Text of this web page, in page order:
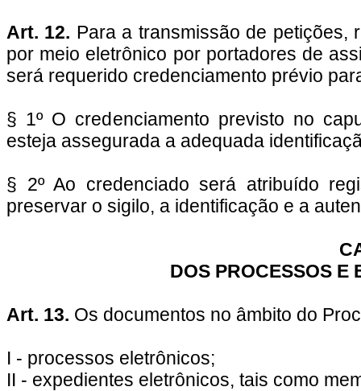
Art. 12. Para a transmissão de petições,
por meio eletrônico por portadores de
será requerido credenciamento prévio
§ 1º O credenciamento previsto no
esteja assegurada a adequada
§ 2º Ao credenciado será atribuído
preservar o sigilo, a identificação e a
DOS PROCESSOS E
Art. 13. Os documentos no âmbito do
I - processos eletrônicos;
II - expedientes eletrônicos, tais como